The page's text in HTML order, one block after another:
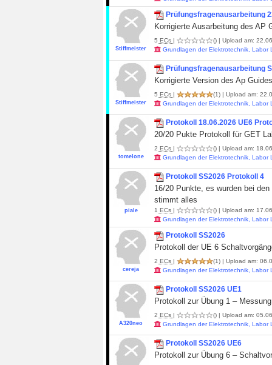
Stiffmeister
Prüfungsfragenausarbeitung
Korrigierte Ausarbeitung des AP
5 ECs | () | Upload am:
Grundlagen der Elektrotechnik, Labor
Stiffmeister
Prüfungsfragenausarbeitung
Korrigierte Version des Ap
5 ECs | (1) | Upload am:
Grundlagen der Elektrotechnik, Labor
tomelone
Protokoll 18.06.2026 UE6
20/20 Pukte Protokoll für GET
2 ECs | () | Upload am:
Grundlagen der Elektrotechnik, Labor
piale
Protokoll SS2026 Protokoll 4
16/20 Punkte, es wurden bei
stimmt alles
1 ECs | () | Upload am:
Grundlagen der Elektrotechnik, Labor
cereja
Protokoll SS2026
Protokoll der UE 6
2 ECs | (1) | Upload am:
Grundlagen der Elektrotechnik, Labor
A320neo
Protokoll SS2026 UE1
Protokoll zur Übung 1 –
2 ECs | () | Upload am:
Grundlagen der Elektrotechnik, Labor
Protokoll SS2026 UE6
Protokoll zur Übung 6 –